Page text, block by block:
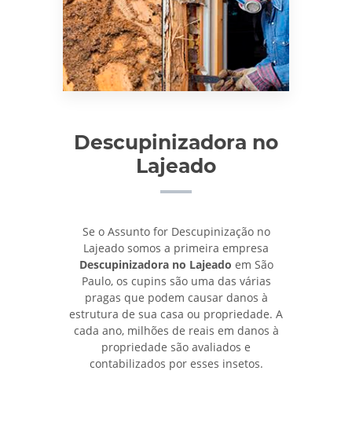
Descupinizadora no
Lajeado
Se o Assunto for Descupinização no
Lajeado somos a primeira empresa
Descupinizadora no Lajeado em São
Paulo, os cupins são uma das várias
pragas que podem causar danos à
estrutura de sua casa ou propriedade. A
cada ano, milhões de reais em danos à
propriedade são avaliados e
contabilizados por esses insetos.